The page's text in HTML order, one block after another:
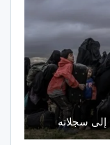
سجلاته